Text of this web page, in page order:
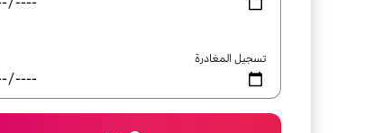
تسجيل المغادرة